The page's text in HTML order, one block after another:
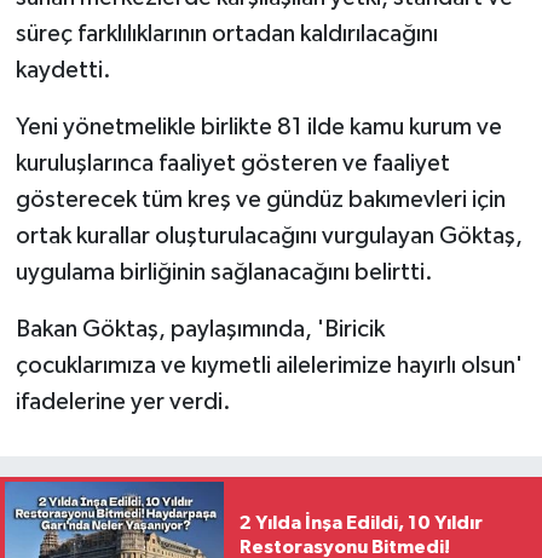
süreç farklılıklarının ortadan kaldırılacağını
kaydetti.
Yeni yönetmelikle birlikte 81 ilde kamu kurum ve
kuruluşlarınca faaliyet gösteren ve faaliyet
gösterecek tüm kreş ve gündüz bakımevleri için
ortak kurallar oluşturulacağını vurgulayan Göktaş,
uygulama birliğinin sağlanacağını belirtti.
Bakan Göktaş, paylaşımında, 'Biricik
çocuklarımıza ve kıymetli ailelerimize hayırlı olsun'
ifadelerine yer verdi.
2 Yılda İnşa Edildi, 10 Yıldır
Restorasyonu Bitmedi!